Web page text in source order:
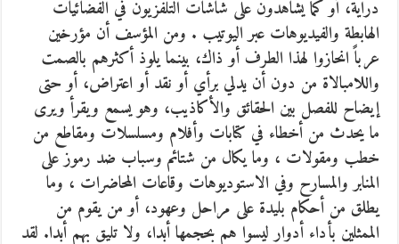
دراية، أو كما يشاهدون على شاشات التلفزيون في الفضائيات
الهابطة والفيديوهات عبر اليوتيب . ومن المؤسف أن مؤرخين
عرباً انحازوا لهذا الطرف أو ذاك، بينما يلوذ أكثرهم بالصمت
واللامبالاة من دون أن يدلي برأي أو نقد أو اعتراض، أو حتى
إيضاح للفصل بين الحقائق والأكاذيب، وهو يسمع ويقرأ ويرى
ما يحدث من أخطاء في كتابات وأفلام ومسلسلات ومقاطع من
خطب ومقولات ، وما يكال من شتائم وسباب ضد رموز على
المنابر والمسارح وفي الاستوديوهات وقاعات المحاضرات ، وما
يطلق من أحكام بليدة على مراحل وعهود، أو من يقوم من
الممثلين بأداء أدوار ليسوا هم بحجمها أبدا، ولا تليق بهم أبدا. لقد